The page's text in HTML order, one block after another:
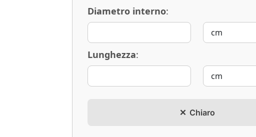
Diametro interno:
Lunghezza:
Chiaro